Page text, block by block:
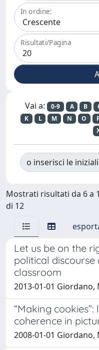
In ordine:
Risultati/Pagina
Vai a: 0-9 A B
K
L M N O
o inserisci le
Mostrati risultati da 6 a
di 12
Let us be on the
political
classroom
2013-01-01 Giordano,
“Making
coherence in
2008-01-01 Giordano,